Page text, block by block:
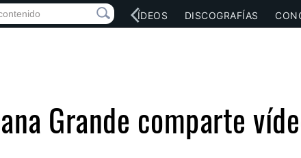
SOCIAL MÚSICA VÍDEOS DISCOGRAFÍAS
Grande comparte